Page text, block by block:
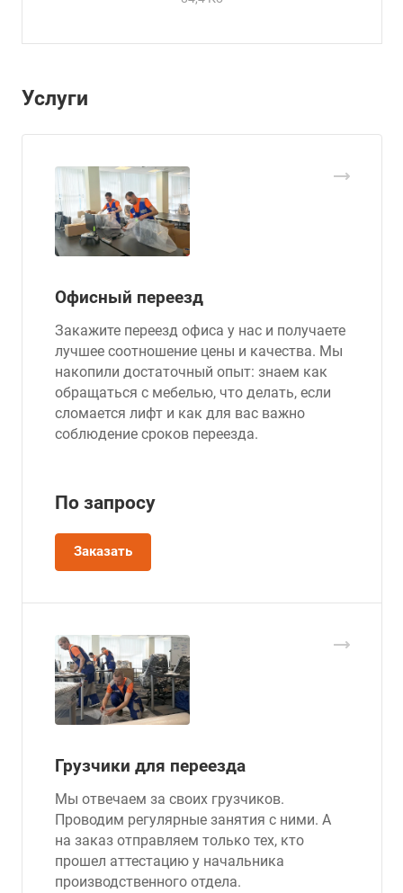
Услуги
Офисный переезд
Закажите переезд офиса у нас и получаете
лучшее соотношение цены и качества. Мы
накопили достаточный опыт: знаем как
обращаться с мебелью, что делать, если
сломается лифт и как для вас важно
соблюдение сроков переезда.
По запросу
Заказать
Грузчики для переезда
Мы отвечаем за своих грузчиков.
Проводим регулярные занятия с ними. А
на заказ отправляем только тех, кто
прошел аттестацию у начальника
производственного отдела.